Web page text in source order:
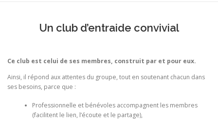
Un club d’entraide convivial
Ce club est celui de ses membres, construit par et pour eux.
Ainsi, il répond aux attentes du groupe, tout en soutenant chacun dans
ses besoins, parce que :
Professionnelle et bénévoles accompagnent les membres
(facilitent le lien, l’écoute et le partage),